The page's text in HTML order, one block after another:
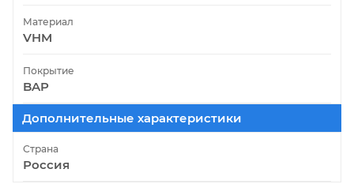
Материал
VHM
Покрытие
BAP
Дополнительные характеристики
Страна
Россия